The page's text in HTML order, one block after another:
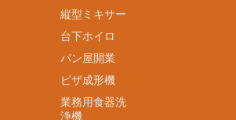
縦型ミキサー
台下ホイロ
パン屋開業
ピザ成形機
業務用食器洗
浄機